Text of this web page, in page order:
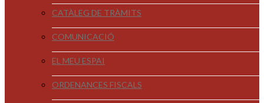
CATÀLEG DE TRÀMITS
COMUNICACIÓ
EL MEU ESPAI
ORDENANCES FISCALS